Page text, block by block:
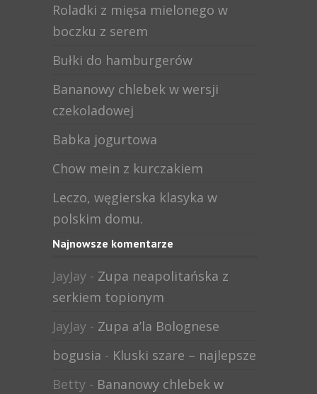
Roladki z mięsa mielonego w
boczku z serem
Bułki do hamburgerów
Bananowy chlebek w wersji
czekoladowej
Babka jogurtowa
Chow mein z kurczakiem
Leczo, węgierska klasyka w
polskim domu.
Najnowsze komentarze
JayJay - Zupa neapolitańska z
serkiem topionym
JayJay - Zupa a’la Bolognese
bogusia - Kluski szare – najlepsze
Betty - Bananowy chlebek w